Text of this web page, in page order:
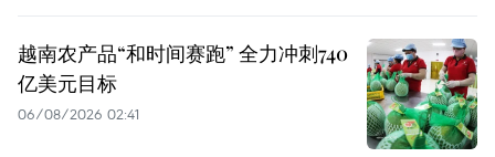
越南农产品“和时间赛跑” 全力冲刺740
亿美元目标
06/08/2026 02:41